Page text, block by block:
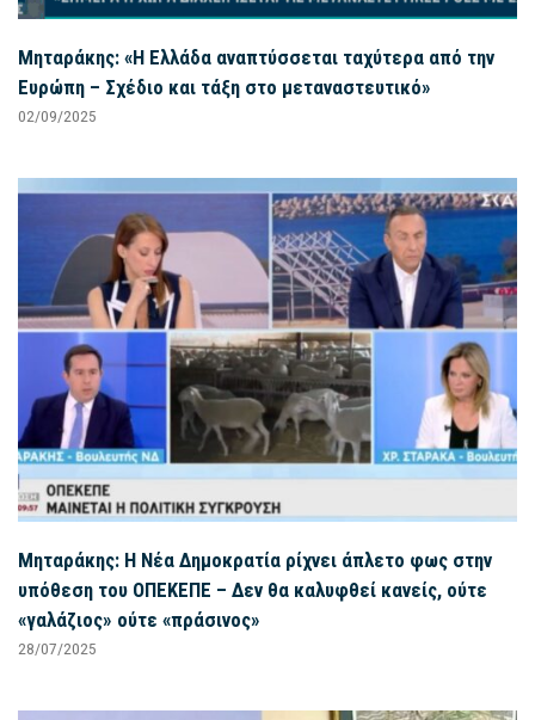
Μηταράκης: «Η Ελλάδα αναπτύσσεται ταχύτερα από την
Ευρώπη – Σχέδιο και τάξη στο μεταναστευτικό»
02/09/2025
Μηταράκης: Η Νέα Δημοκρατία ρίχνει άπλετο φως στην
υπόθεση του ΟΠΕΚΕΠΕ – Δεν θα καλυφθεί κανείς, ούτε
«γαλάζιος» ούτε «πράσινος»
28/07/2025